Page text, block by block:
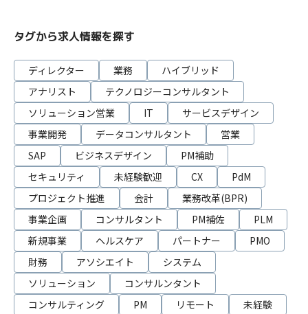
タグから求人情報を探す
ディレクター 業務
ハイブリッド
アナリスト
テクノロジーコンサルタント
ソリューション営業
IT
サービスデザイン
事業開発
データコンサルタント
営業
SAP
ビジネスデザイン
PM補助
セキュリティ
未経験歓迎 CX
PdM
プロジェクト推進
会計
業務改革(BPR)
事業企画
コンサルタント PM補佐
PLM
新規事業
ヘルスケア パートナー
PMO
財務
アソシエイト
システム
ソリューション
コンサルンタント
コンサルティング
PM リモート 未経験